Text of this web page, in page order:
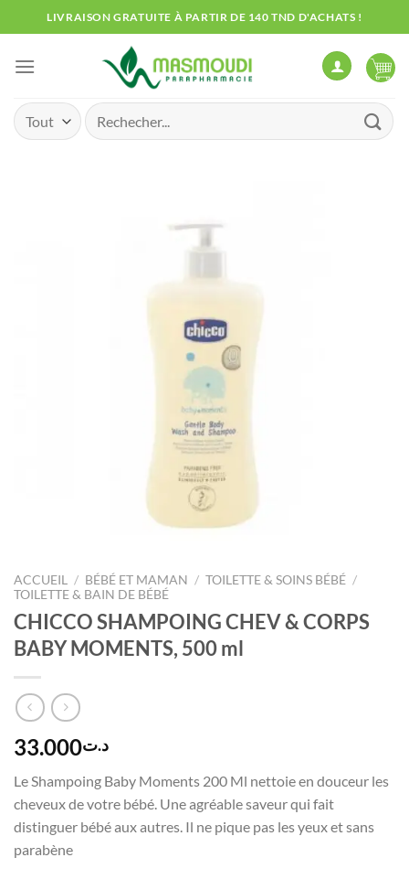
au
contenu
LIVRAISON GRATUITE À PARTIR DE 140 TND D'ACHATS !
Recherche
pour :
ACCUEIL / BÉBÉ ET MAMAN / TOILETTE & SOINS BÉBÉ /
TOILETTE & BAIN DE BÉBÉ
CHICCO SHAMPOING CHEV & CORPS
BABY MOMENTS, 500 ml
د.ت33.000
Le Shampoing Baby Moments 200 Ml nettoie en douceur les
cheveux de votre bébé. Une agréable saveur qui fait
distinguer bébé aux autres. Il ne pique pas les yeux et sans
parabène